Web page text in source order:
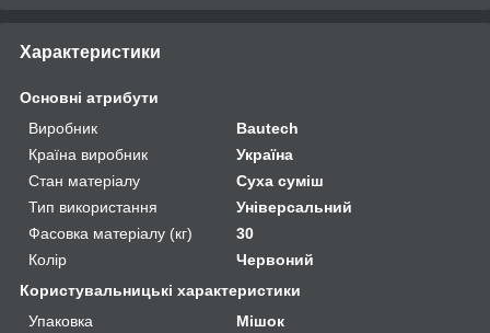
Характеристики
Основні атрибути
Виробник
Bautech
Країна виробник
Україна
Стан матеріалу
Суха суміш
Тип використання
Універсальний
Фасовка матеріалу (кг)
30
Колір
Червоний
Користувальницькі характеристики
Упаковка
Мішок